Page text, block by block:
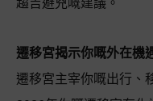
遷移宮揭示你嘅外在機
遷移宮主宰你嘅出行、